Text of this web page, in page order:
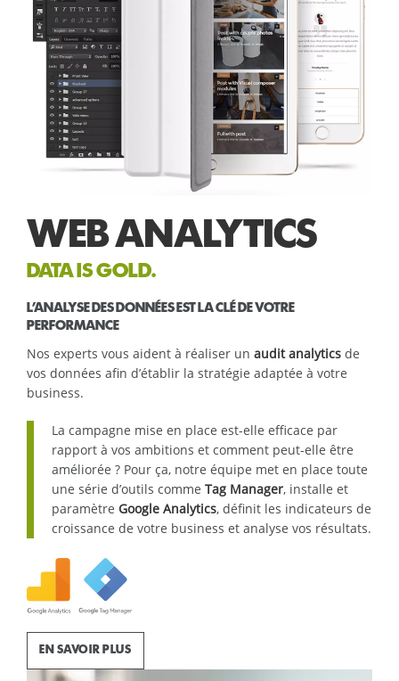
WEB ANALYTICS
DATA IS GOLD.
L’ANALYSE DES DONNÉES EST LA CLÉ DE VOTRE
PERFORMANCE
Nos experts vous aident à réaliser un audit analytics de
vos données afin d’établir la stratégie adaptée à votre
business.
La campagne mise en place est-elle efficace par
rapport à vos ambitions et comment peut-elle être
améliorée ? Pour ça, notre équipe met en place toute
une série d’outils comme Tag Manager, installe et
paramètre Google Analytics, définit les indicateurs de
croissance de votre business et analyse vos résultats.
EN SAVOIR PLUS